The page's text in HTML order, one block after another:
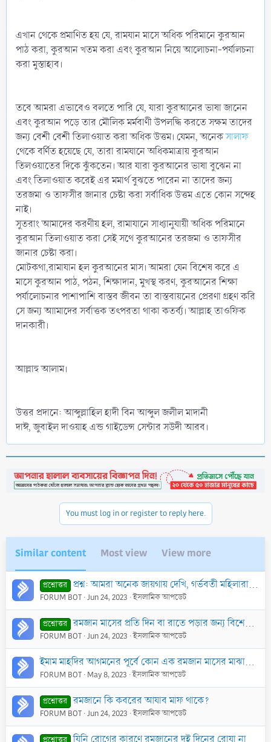
এখান থেকে প্রমাণিত হয় যে, রামযান মাসে অধিক পরিমানে কুরআন
পাঠ করা, কুরআন খতম করা এবং কুরআন নিয়ে আলোচনা-পর্যালচনা
করা মুস্তাহাব।
তবে আমরা এভাবেও বলতে পারি যে, যারা কুরআনের ভাষা জানেন
এবং কুরআন পড়ে তার মৌলিক মর্মবাণী উপলদ্ধি করতে সক্ষম তাদের
জন্য বেশী বেশী তিলাওয়াত করা অধিক উত্তম। যেমন, অনেকসালাফ
থেকে বর্ণিত হয়েছে যে, তারা রামযানে অধিকমাত্রায় কুরআন
তিলওয়াতের দিকে ঝুঁকতেন। আর যারা কুরআনের ভাষা বুঝেন না
এবং তিলাওয়াত করেই এর মমার্থ বুঝতে পারেন না তাদের জন্য
তরজমা ও তাফসীর জানার চেষ্টা করা সর্বাধিক উত্তম এতে কোন সন্দেহ
নাই।
সুতরাং আমাদের করণীয় হল, রামাযানে সাধ্যানুযায়ী অধিক পরিমানে
কুরআন তিলাওয়াত করা সেই সথে কুরআনের তরজমা ও তাফসীর
জানার চেষ্টা করা।
মোটকথা,রামাযান হল কুরআনের মাস। আমরা যেন বিশেষ করে এ
মাসে কুরআন পাঠ, পঠন, শিক্ষাদান, মুখস্থ করণ, কুরআনের শিক্ষা
পর্যালোচনার পাশাপাশি বাস্তব জীবন তা বাস্তবায়নের প্রেরণা গ্রহণ করি
সে জন্য আামাদের সর্বাত্তক তৎপরতা থাকা কতর্ব্য। আল্লাহ তাওফিক
দানকারী।
আল্লাহু আলাম।
উত্তর প্রদানে: আব্দুল্লাহিল হাদী বিন আব্দুল জলীল মাদানী
দাঈ, জুবাইল দাওয়াহ এন্ড গাইডেন্স সেন্টার সউদী আরব।
You must log in or register to reply here.
Similar content Most view View more
প্রশ্নোত্তর প্রশ্ন: আমরা অনেক জায়গায় দেখি, গর্ভবতী মহিলারা গর্ভের ১ম মাসে সুরা আলে ইমরান, ২য় মাসে সুরা ইউসুফ… এ ভাবে আমল করে। এটা কী সঠিক?
FORUM BOT Jun 24, 2023 ইসলামিক আপডেট
প্রশ্নোত্তর রমজান মাসের প্রতি দিন বা রাতে পড়ার জন্য বিশেষ কোন দু’আ নেই
FORUM BOT Jun 24, 2023 ইসলামিক আপডেট
ইমাম মাহদির আগমনের পূর্বে কোন এক রমজান মাসের মাঝামাঝিতে আকাশ থেকে বিকট আওয়াজ আসার হাদিস বানোয়াট ও বাতিল
FORUM BOT May 8, 2023 ইসলামিক আপডেট
প্রশ্নোত্তর রমজানে কি কবরের আযাব মাফ থাকে?
FORUM BOT Jun 24, 2023 ইসলামিক আপডেট